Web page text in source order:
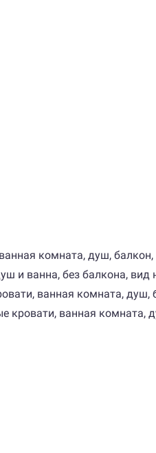
комната, душ, балкон,
и ванна, без балкона, вид
ванная комната,
кровати, ванная комната,